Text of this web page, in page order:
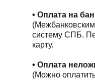
• Оплата на
систему СПБ.
карту.
• Оплата
(Можно